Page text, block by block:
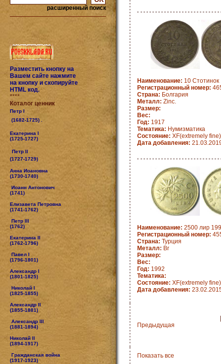
расширенный поиск
Разместить кнопку на
Вашем сайте нажмите
на кнопку и скопируйте
HTML код.
****
Коталог ценник
Петр I
(1682-1725) .
Екатерина I
(1725-1727)
Петр II
(1727-1729)
Анна Иоановна
(1730-1740)
Иоанн Антонович
(1741)
Елизавета Петровна
(1741-1762)
Петр III
(1762)
Екатерина II
(1762-1796)
Павел I
(1796-1801)
Александр I
(1801-1825)
Николай I
(1825-1855)
Александр II
(1855-1881)
Александр III
(1881-1894)
Николай II
(1894-1917)
Гражданская война
(1917-1923)
Наименование: 10 Стотинок
Регистрационный номер:
Страна: Болгария
Металл: Zinc.
Размер:
Вес:
Год: 1917
Тематика: Нумизматика
Состояние: XF(extremely fine)
Дата добавления:
Наименование: 2500 лир
Регистрационный номер:
Страна: Турция
Металл: Br
Размер:
Вес:
Год: 1992
Тематика:
Состояние: XF(extremely fine)
Дата добавления:
Предыдущая
Показать все